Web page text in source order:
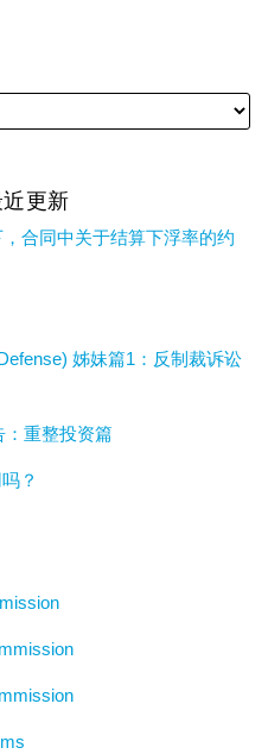
更新
合同中关于结算下浮率的约
姊妹篇1：反制裁诉讼
：重整投资篇
？